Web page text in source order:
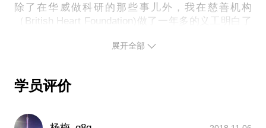
除了在华威做科研的那些事儿外，我在慈善机构
（British Heart Foundation)做了一年多的义工明白了
敦自然历史博物馆当志愿者见识了博物馆背后的故事
千寻的汤婆婆一般长得可怕但会给你一个温暖怀抱的
却免费看了无数好电影和表演。
展开全部
学员评价